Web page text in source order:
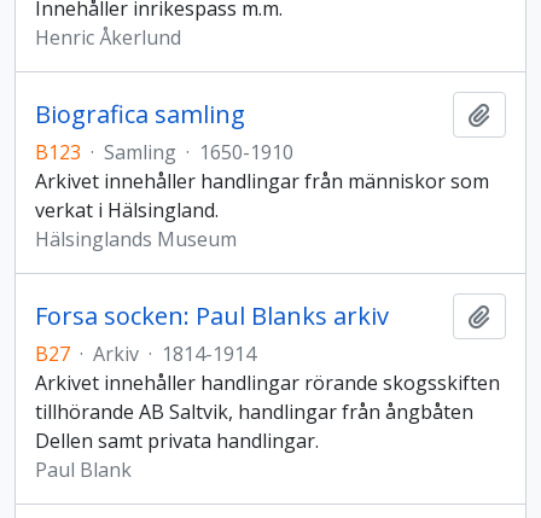
Innehåller inrikespass m.m.
Henric Åkerlund
Biografica samling
B123 · Samling · 1650-1910
Arkivet innehåller handlingar från människor som
verkat i Hälsingland.
Hälsinglands Museum
Forsa socken: Paul Blanks arkiv
B27 · Arkiv · 1814-1914
Arkivet innehåller handlingar rörande skogsskiften
tillhörande AB Saltvik, handlingar från ångbåten
Dellen samt privata handlingar.
Paul Blank